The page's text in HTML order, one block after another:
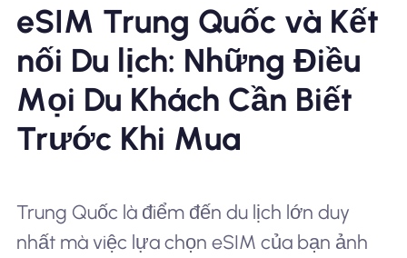
eSIM Trung Quốc và Kết
nối Du lịch: Những Điều
Mọi Du Khách Cần Biết
Trước Khi Mua
Trung Quốc là điểm đến du lịch lớn duy
nhất mà việc lựa chọn eSIM của bạn ảnh